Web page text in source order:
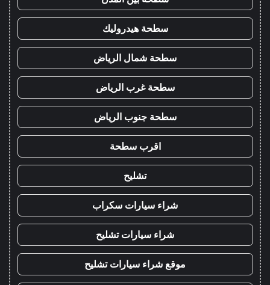
سطحة هيدروليك
سطحة شمال الرياض
سطحة غرب الرياض
سطحة جنوب الرياض
اقرب سطحة
تشليح
شراء سيارات سكراب
شراء سيارات تشليح
موقع شراء سيارات تشليح